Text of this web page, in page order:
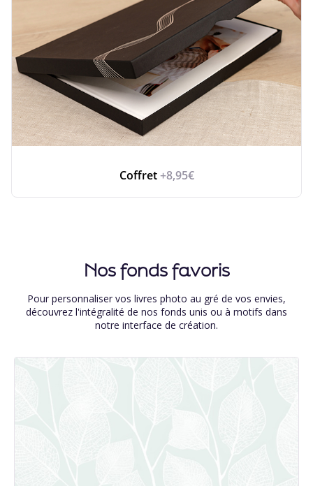
Coffret +8,95€
Nos fonds favoris
Pour personnaliser vos livres photo au gré de vos envies,
découvrez l'intégralité de nos fonds unis ou à motifs dans
notre interface de création.